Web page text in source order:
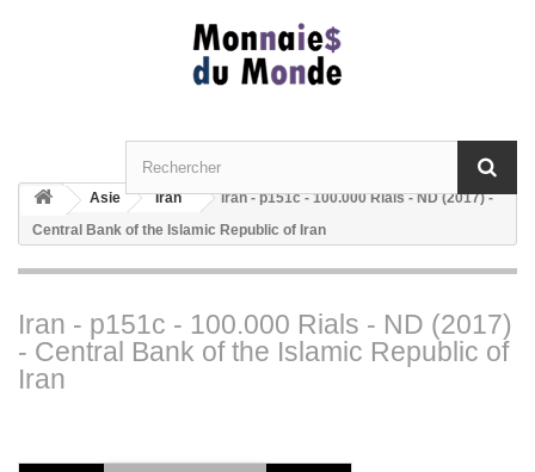
Asie Iran
Iran - p151c - 100.000 Rials - ND (2017) -
Central Bank of the Islamic Republic of Iran
Iran - p151c - 100.000 Rials - ND (2017)
- Central Bank of the Islamic Republic of
Iran